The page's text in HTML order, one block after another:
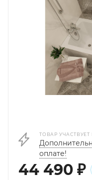
ТОВАР УЧАСТВУЕТ
оплате!
44 490 ₽